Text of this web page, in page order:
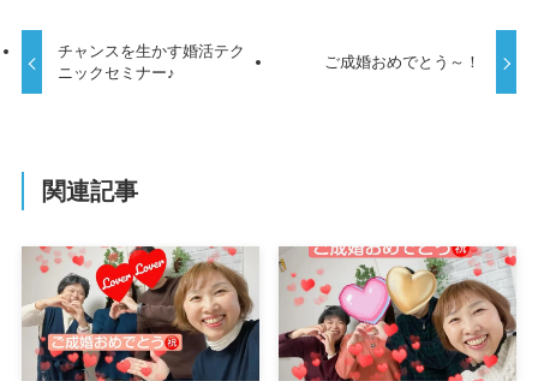
チャンスを生かす婚活テク
ニックセミナー♪
ご成婚おめでとう～！
関連記事